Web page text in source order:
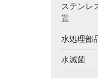
ステンレ
置
水処理部
水滅菌